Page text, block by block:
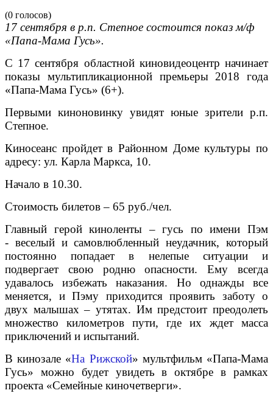
(0 голосов)
17 сентября в р.п. Степное состоится показ м/ф
«Папа-Мама Гусь».
С 17 сентября областной киновидеоцентр начинает
показы мультипликационной премьеры 2018 года
«Папа-Мама Гусь» (6+).
Первыми киноновинку увидят юные зрители р.п.
Степное.
Киносеанс пройдет в Районном Доме культуры по
адресу: ул. Карла Маркса, 10.
Начало в 10.30.
Стоимость билетов – 65 руб./чел.
Главный герой киноленты – гусь по имени Пэм
- веселый и самовлюбленный неудачник, который
постоянно попадает в нелепые ситуации и
подвергает свою родню опасности. Ему всегда
удавалось избежать наказания. Но однажды все
меняется, и Пэму приходится проявить заботу о
двух малышах – утятах. Им предстоит преодолеть
множество километров пути, где их ждет масса
приключений и испытаний.
В кинозале «На Рижской» мультфильм «Папа-Мама
Гусь» можно будет увидеть в октябре в рамках
проекта «Семейные киночетверги».